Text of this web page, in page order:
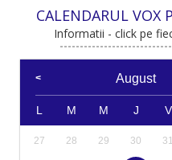
CALENDARUL VOX
Informatii - click pe
August
L M M J V
27 28 29 30 31